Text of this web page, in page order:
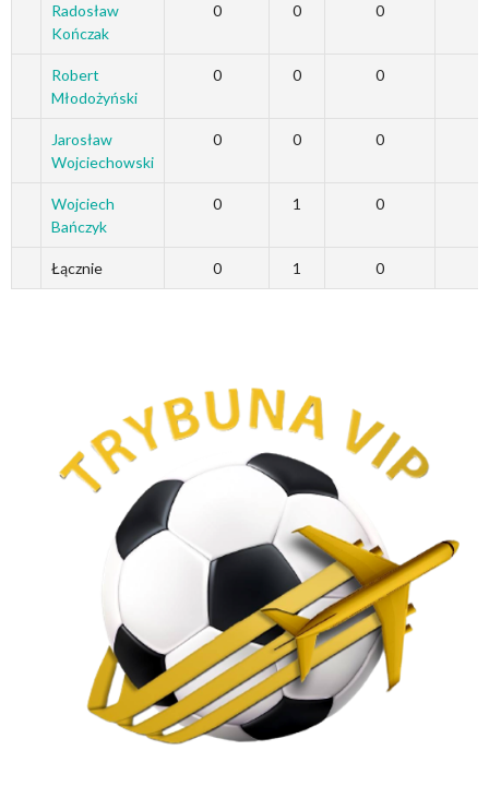
Radosław
Kończak
0 0 0
Robert
Młodożyński
0 0 0
Jarosław
Wojciechowski
0 0 0
Wojciech
Bańczyk
0 1 0
Łącznie 0 1 0